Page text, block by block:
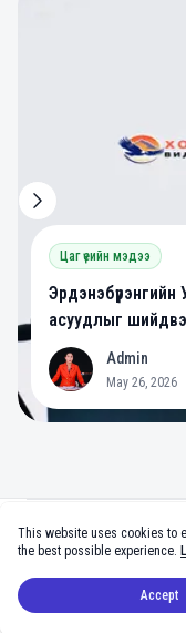
Цаг үеийн мэдээ
Эрдэнэбүрэнгийн
асуудлыг
A Admin
May 26, 2026
facebook
twittergithubtiktok
Мэдээлэл зөвшөөрөлгүй
This website uses cookies to
the best possible experience.
Accept